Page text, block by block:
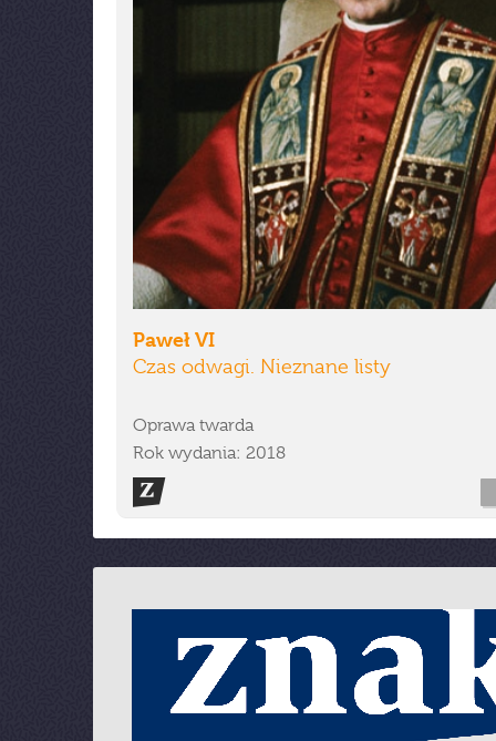
Paweł VI
Czas odwagi. Nieznane listy
Oprawa twarda
Rok wydania: 2018